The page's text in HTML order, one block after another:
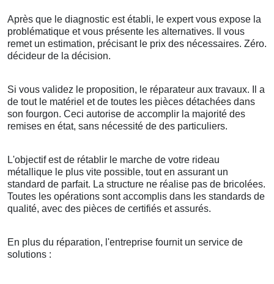
Après que le diagnostic est établi, le expert vous expose la
problématique et vous présente les alternatives. Il vous
remet un estimation, précisant le prix des nécessaires. Zéro.
décideur de la décision.
Si vous validez le proposition, le réparateur aux travaux. Il a
de tout le matériel et de toutes les pièces détachées dans
son fourgon. Ceci autorise de accomplir la majorité des
remises en état, sans nécessité de des particuliers.
L'objectif est de rétablir le marche de votre rideau
métallique le plus vite possible, tout en assurant un
standard de parfait. La structure ne réalise pas de bricolées.
Toutes les opérations sont accomplis dans les standards de
qualité, avec des pièces de certifiés et assurés.
En plus du réparation, l'entreprise fournit un service de
solutions :